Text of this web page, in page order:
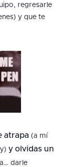
regresarle
y que te
atrapa (a mí
y olvidas un
darle